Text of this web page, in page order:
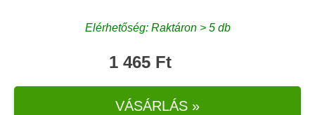
Elérhetőség: Raktáron > 5 db
1 465 Ft
VÁSÁRLÁS »